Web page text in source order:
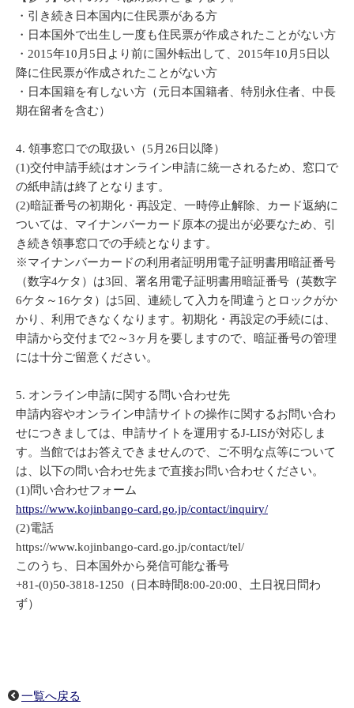
・引き続き日本国内に住民票がある方
・日本国外で出生し一度も住民票が作成されたことがない方
・2015年10月5日より前に国外転出して、2015年10月5日以
降に住民票が作成されたことがない方
・日本国籍を有しない方（元日本国籍者、特別永住者、中長
期在留者を含む）
4. 領事窓口での取扱い（5月26日以降）
(1)交付申請手続はオンライン申請に統一されるため、窓口で
の紙申請は終了となります。
(2)暗証番号の初期化・再設定、一時停止解除、カード返納に
ついては、マイナンバーカード原本の提出が必要なため、引
き続き領事窓口での手続となります。
※マイナンバーカードの利用者証明用電子証明書用暗証番号
（数字4ケタ）は3回、署名用電子証明書用暗証番号（英数字
6ケタ～16ケタ）は5回、連続して入力を間違うとロックがか
かり、利用できなくなります。初期化・再設定の手続には、
申請から交付まで2～3ヶ月を要しますので、暗証番号の管理
には十分ご留意ください。
5. オンライン申請に関する問い合わせ先
申請内容やオンライン申請サイトの操作に関するお問い合わ
せにつきましては、申請サイトを運用するJ-LISが対応しま
す。当館ではお答えできませんので、ご不明な点等について
は、以下の問い合わせ先まで直接お問い合わせください。
(1)問い合わせフォーム
https://www.kojinbango-card.go.jp/contact/inquiry/
(2)電話
https://www.kojinbango-card.go.jp/contact/tel/
このうち、日本国外から発信可能な番号
+81-(0)50-3818-1250（日本時間8:00-20:00、土日祝日問わ
ず）
一覧へ戻る